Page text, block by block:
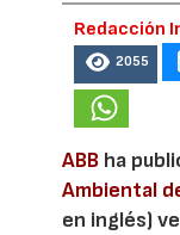
Redacción
2055
ABB ha
Ambiental
en inglés)